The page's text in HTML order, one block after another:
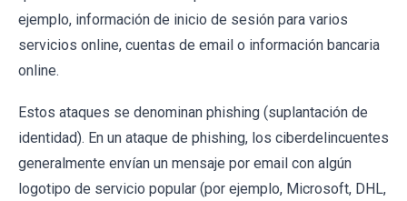
ejemplo, información de inicio de sesión para varios
servicios online, cuentas de email o información bancaria
online.
Estos ataques se denominan phishing (suplantación de
identidad). En un ataque de phishing, los ciberdelincuentes
generalmente envían un mensaje por email con algún
logotipo de servicio popular (por ejemplo, Microsoft, DHL,